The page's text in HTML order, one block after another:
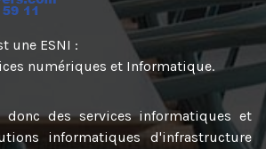
une ESNI :
numériques et Informatique.
donc des services informatiques et
informatiques d'infrastructure